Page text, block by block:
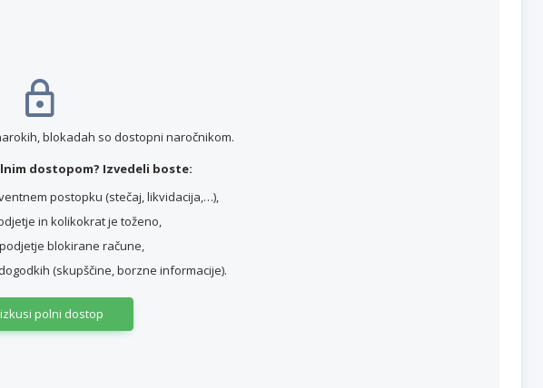
blokadah so dostopni naročnikom.
dostopom? Izvedeli boste:
postopku (stečaj, likvidacija,…),
in kolikokrat je toženo,
blokirane račune,
(skupščine, borzne informacije).
polni dostop